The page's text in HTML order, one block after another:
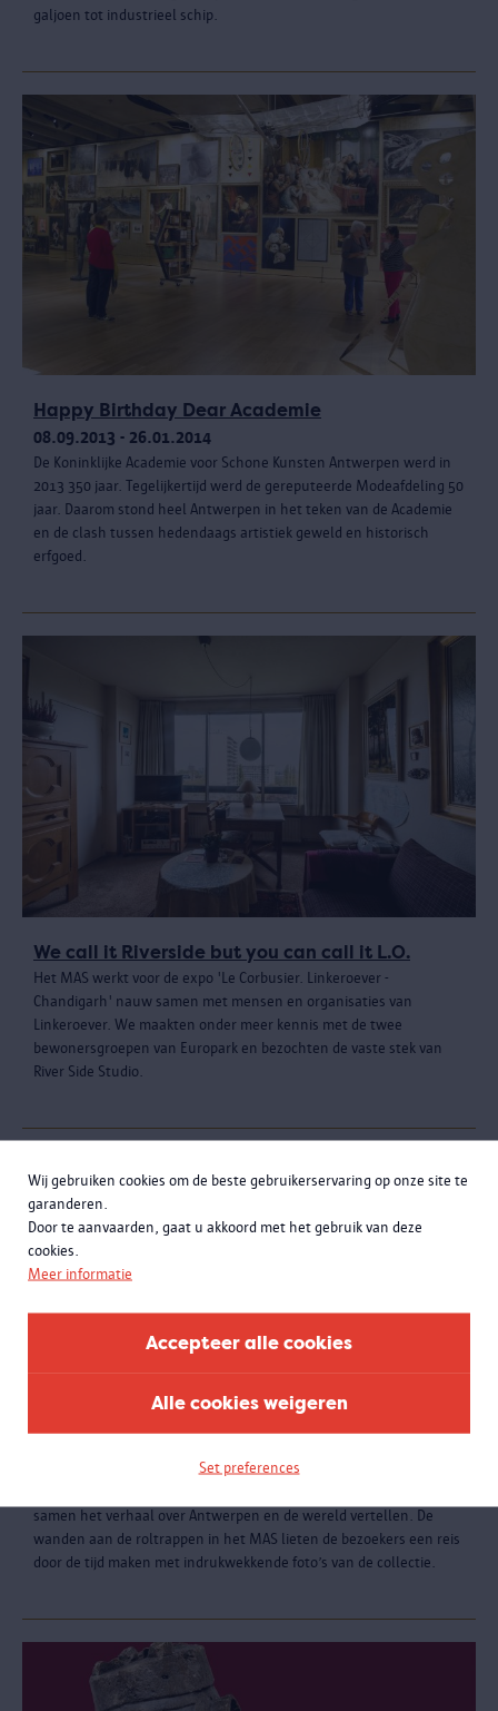
Wij gebruiken cookies om de beste gebruikerservaring op onze site te
garanderen.
Door te aanvaarden, gaat u akkoord met het gebruik van deze
cookies.
Meer informatie
Accepteer alle cookies
Alle cookies weigeren
Set preferences
galjoen tot industrieel schip.
Happy Birthday Dear Academie
08.09.2013 - 26.01.2014
De Koninklijke Academie voor Schone Kunsten Antwerpen werd in
2013 350 jaar. Tegelijkertijd werd de gereputeerde Modeafdeling 50
jaar. Daarom stond heel Antwerpen in het teken van de Academie
en de clash tussen hedendaags artistiek geweld en historisch
erfgoed.
We call it Riverside but you can call it L.O.
Het MAS werkt voor de expo 'Le Corbusier. Linkeroever -
Chandigarh' nauw samen met mensen en organisaties van
Linkeroever. We maakten onder meer kennis met de twee
bewonersgroepen van Europark en bezochten de vaste stek van
River Side Studio.
samen het verhaal over Antwerpen en de wereld vertellen. De
wanden aan de roltrappen in het MAS lieten de bezoekers een reis
door de tijd maken met indrukwekkende foto’s van de collectie.